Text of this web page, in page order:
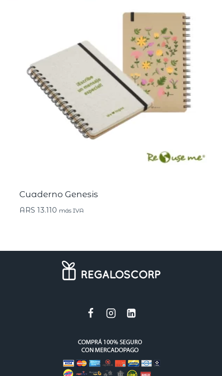
Cuaderno Genesis
ARS 13.110 más IVA